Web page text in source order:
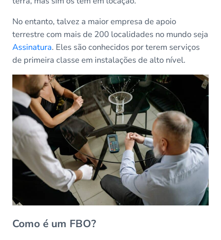
No entanto, talvez a maior empresa de apoio
terrestre com mais de 200 localidades no mundo seja
Assinatura. Eles são conhecidos por terem serviços
de primeira classe em instalações de alto nível.
Como é um FBO?